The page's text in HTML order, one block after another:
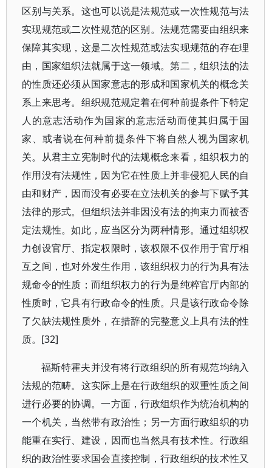
区别与关系。这也可以说是法规范或一次性规范与法
实现规范或二次性规范的区别。法规范需要由组织来
保障其实现，这是二次性规范或法实现规范的存在理
由，国家组织法就属于这一领域。第二，组织法的法
的性质还必须从国家意志的形成和国家机关的概念关
系上来思考。组织规范规定着在何种前提条件下特定
人的意志活动作为国家的意志活动而使其归属于国
家、或者说在何种前提条件下将自然人视为国家机
关。从君主立宪制时代的法规概念来看，组织权力的
作用没有法规性，因为它在性质上并非侵犯人民的自
由和财产，因而没有必要在立法机关的参与下赋予其
法律的形式。但组织法并非因没有法的拘束力而被否
定法规性。如此，应当区分为两种情形。通过组织权
力创设官厅、指定权限时，该权限不仅作用于官厅相
互之间，也对外发生作用，该组织权力的行为具有法
规命令的性质；而组织权力的行为是纯粹官厅内部的
性质时，它具有行政命令的性质。只是该行政命令除
了欠缺法规性质外，在措辞的完整意义上具有法的性
质。[32]
福斯特霍夫并没有将行政组织的所有规范均纳入
法规的范畴。这实际上是在行政组织的双重性质之间
进行必要的协调。一方面，行政组织作为统治机构的
一个机关，当然带有政治性；另一方面行政组织的功
能重在实行、建设，因而也当然具有技术性。行政组
织的政治性要求国会直接控制，行政组织的技术性又